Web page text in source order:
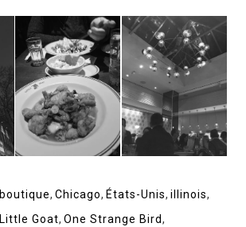
boutique,Chicago, États-Unis,illinois,
Little Goat,One Strange Bird,